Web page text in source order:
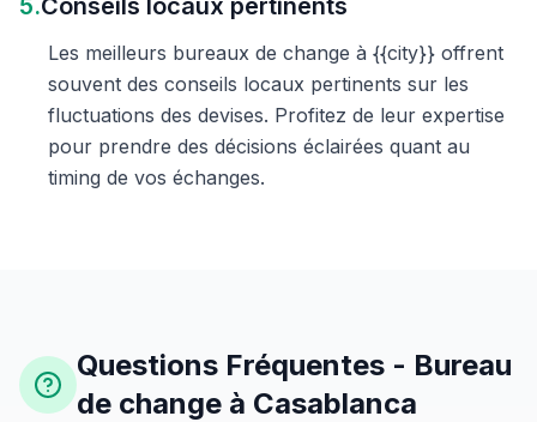
5.Conseils locaux pertinents
Les meilleurs bureaux de change à {{city}} offrent
souvent des conseils locaux pertinents sur les
fluctuations des devises. Profitez de leur expertise
pour prendre des décisions éclairées quant au
timing de vos échanges.
Questions Fréquentes - Bureau
de change à Casablanca